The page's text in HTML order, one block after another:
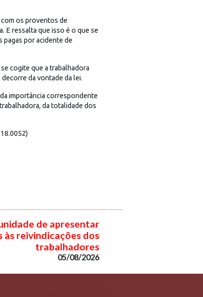
os proventos de
E ressalta que isso é o que se
pagas por acidente de
cogite que a trabalhadora
da vontade da lei.
importância correspondente
da totalidade dos
de apresentar
às reivindicações dos
trabalhadores
05/08/2026